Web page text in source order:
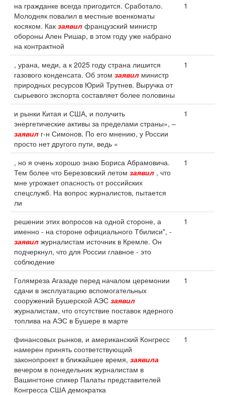
на гражданке всегда пригодится. Сработало.
Молодняк повалил в местные военкоматы
косяком. Как заявил французский министр
обороны Ален Ришар, в этом году уже набрано
на контрактной
1
, урана, меди, а к 2025 году страна лишится
газового конденсата. Об этом заявил министр
природных ресурсов Юрий Трутнев. Выручка от
сырьевого экспорта составляет более половины
1
и рынки Китая и США, и получить
энергетические активы за пределами страны», –
заявил г-н Симонов. По его мнению, у России
просто нет другого пути, ведь «
1
, но я очень хорошо знаю Бориса Абрамовича.
Тем более что Березовский летом заявил , что
мне угрожает опасность от российских
спецслужб. На вопрос журналистов, пытается
ли
1
решении этих вопросов на одной стороне, а
именно - на стороне официального Тбилиси", -
заявил журналистам источник в Кремле. Он
подчеркнул, что для России главное - это
соблюдение
1
Голямреза Агазаде перед началом церемонии
сдачи в эксплуатацию вспомогательных
сооружений Бушерской АЭС заявил
журналистам, что отсутствие поставок ядерного
топлива на АЭС в Бушере в марте
1
финансовых рынков, и американский Конгресс
намерен принять соответствующий
законопроект в ближайшее время, заявила
вечером в понедельник журналистам в
Вашингтоне спикер Палаты представителей
Конгресса США демократка
1